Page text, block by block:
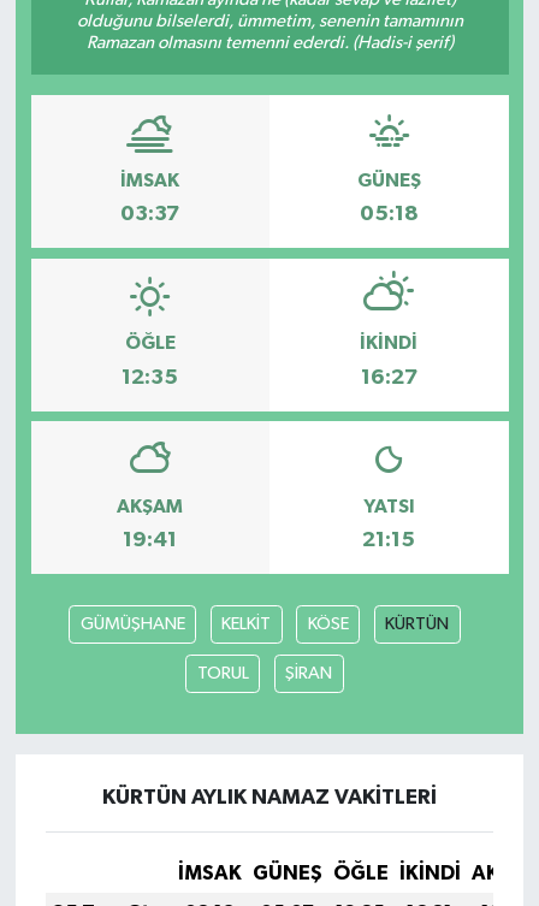
olduğunu bilselerdi, ümmetim, senenin tamamının
Ramazan olmasını temenni ederdi. (Hadis-i şerif)
İMSAK
03:37
GÜNEŞ
05:18
ÖĞLE
12:35
İKINDI
16:27
AKŞAM
19:41
YATSI
21:15
GÜMÜŞHANE KELKİT KÖSE KÜRTÜN
TORUL ŞİRAN
KÜRTÜN AYLIK NAMAZ VAKITLERI
İMSAK GÜNEŞ ÖĞLE İKINDI